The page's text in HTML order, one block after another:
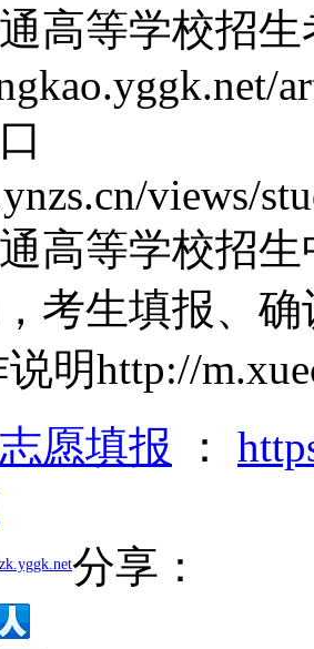
高等学校招
views/
高等学校招
考生填报、
明http://
愿填报 ：
zk.yggk.net分享：